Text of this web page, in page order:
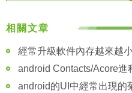
相關文章
經常升級軟件內存越來越
android的UI中經常出現的